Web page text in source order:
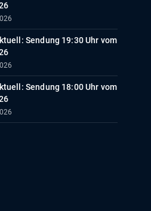
Sendung 19:30 Uhr vom
Sendung 18:00 Uhr vom